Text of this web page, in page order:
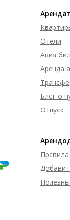
Отели
Авиа
Аренда
Блог о
Отпуск